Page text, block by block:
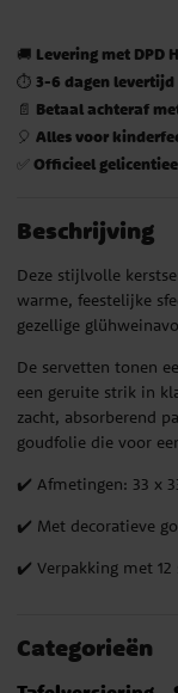
🚚 Levering met DPD
⏱️ 3-6 dagen levertijd
📄 Betaal achteraf
🎈 Alles voor
✅ Officieel
Beschrijving
Deze stijlvolle
warme, feestelijke
gezellige
De servetten tonen
een geruite strik in
zacht, absorberend
goudfolie die voor
✔️ Afmetingen: 33 x
✔️ Met decoratieve
✔️ Verpakking met 12
Categorieën